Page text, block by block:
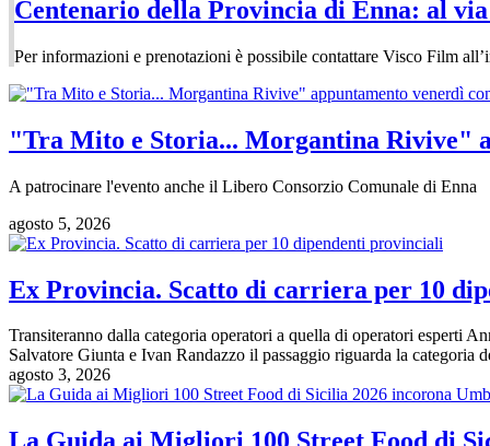
Centenario della Provincia di Enna: al
Per informazioni e prenotazioni è possibile contattare Visco Film
"Tra Mito e Storia... Morgantina Rivive"
A patrocinare l'evento anche il Libero Consorzio Comunale di Enna
agosto 5, 2026
Ex Provincia. Scatto di carriera per 10
Transiteranno dalla categoria operatori a quella di operatori esperti
Salvatore Giunta e Ivan Randazzo il passaggio riguarda la categoria
agosto 3, 2026